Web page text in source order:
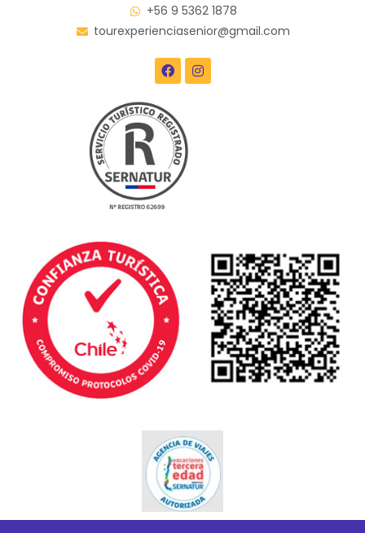
+56 9 5362 1878
tourexperienciasenior@gmail.com